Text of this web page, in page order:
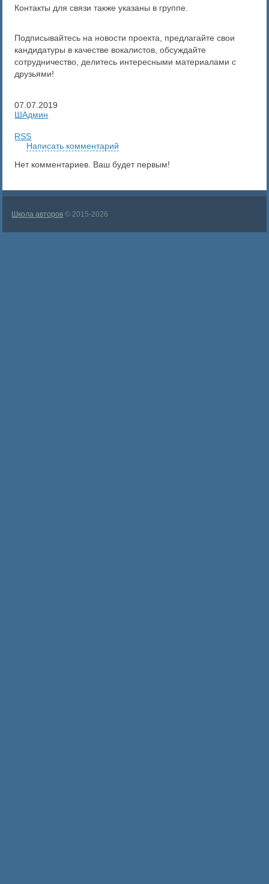
Контакты для связи также указаны в группе.
Подписывайтесь на новости проекта, предлагайте свои
кандидатуры в качестве вокалистов, обсуждайте
сотрудничество, делитесь интересными материалами с
друзьями!
07.07.2019
ШАдмин
RSS
Написать комментарий
Нет комментариев. Ваш будет первым!
Школа авторов © 2015-2026